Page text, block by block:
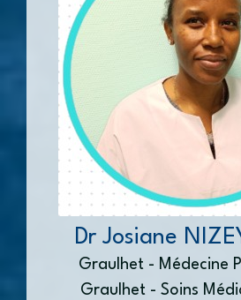
Dr Josiane
Graulhet - Médecine
Graulhet - Soins